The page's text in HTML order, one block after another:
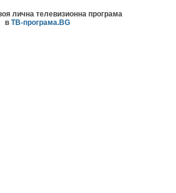
лична телевизионна програма
в ТВ-програма.BG